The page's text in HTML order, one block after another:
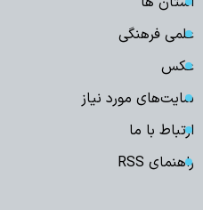
علمی فرهنگی
عکس
سایت‌های مورد نیاز
ارتباط با ما
راهنمای RSS